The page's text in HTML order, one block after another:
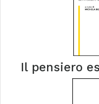
Il pensiero